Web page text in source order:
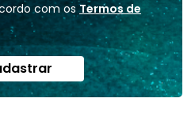
com os Termos de